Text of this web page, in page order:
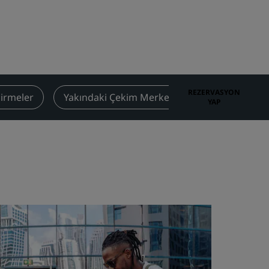
İş amaçlı seyahat eden
Şehir merkezi otelleri
Blogumuzu ziyaret edin
Nasıl puan kazanılır?
Bookers and Planners
Yakındaki Çekim Merkezleri İletişim
REZERVASYON
YAP